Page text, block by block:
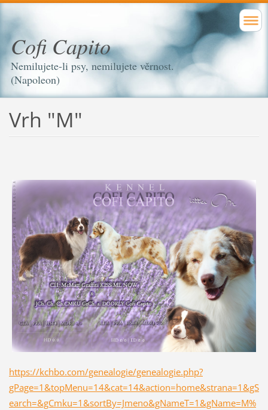
Cofi Capito
Nemilujete-li psy, nemilujete věrnost.
(Napoleon)
Vrh "M"
https://kchbo.com/genealogie/genealogie.php?
gPage=1&topMenu=14&cat=14&action=home&strana=1&gS
earch=&gCmku=1&sortBy=Jmeno&gNameT=1&gName=M%